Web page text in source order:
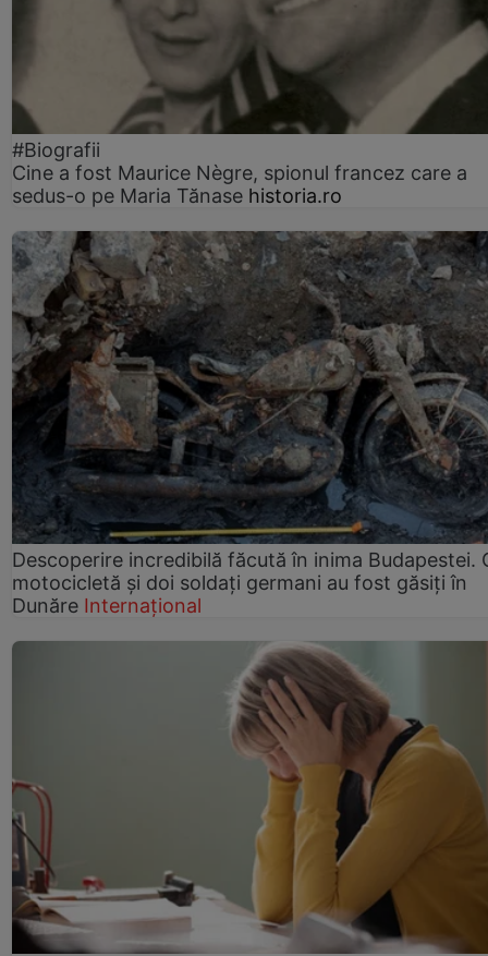
#Biografii
Cine a fost Maurice Nègre, spionul francez care a
sedus-o pe Maria Tănase historia.ro
Descoperire incredibilă făcută în inima Budapestei.
motocicletă și doi soldați germani au fost găsiți în
Dunăre Internațional